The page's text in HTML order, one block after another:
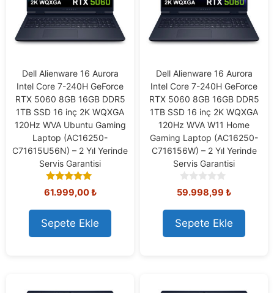
Dell Alienware 16 Aurora
Intel Core 7-240H GeForce
RTX 5060 8GB 16GB DDR5
1TB SSD 16 inç 2K WQXGA
120Hz WVA Ubuntu Gaming
Laptop (AC16250-
C71615U56N) – 2 Yıl Yerinde
Servis Garantisi
5.00
out of 5
61.999,00₺
Sepete Ekle
Dell Alienware 16 Aurora
Intel Core 7-240H GeForce
RTX 5060 8GB 16GB DDR5
1TB SSD 16 inç 2K WQXGA
120Hz WVA W11 Home
Gaming Laptop (AC16250-
C716156W) – 2 Yıl Yerinde
Servis Garantisi
0
o
u
t
o
f
59.998,99 ₺
Sepete Ekle